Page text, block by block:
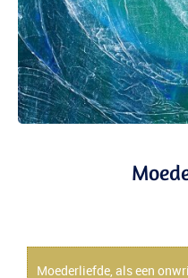
Moederliefde, als een